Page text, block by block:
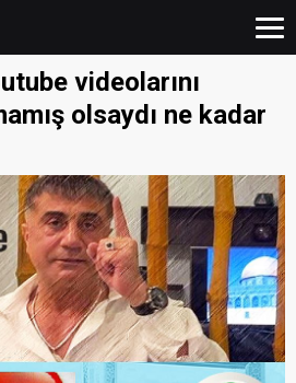
videolarını
olsaydı ne kadar